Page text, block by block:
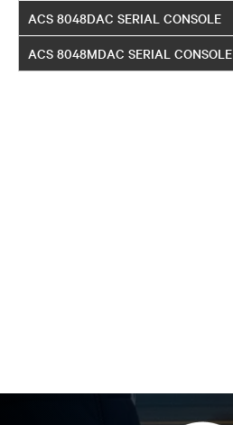
ACS 8048DAC SERIAL CONSOLE
ACS 8048MDAC SERIAL CONSOLE